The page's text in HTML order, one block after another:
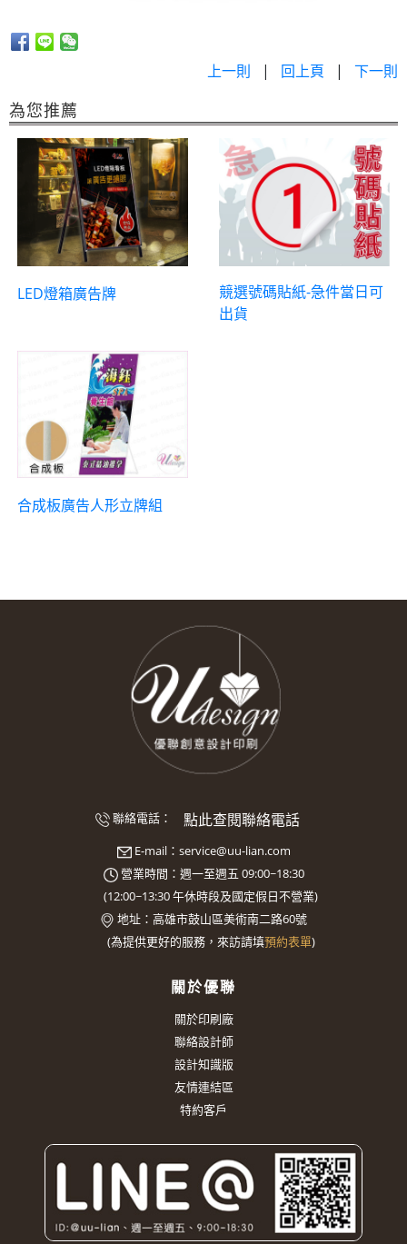
上一則 | 回上頁 | 下一則
為您推薦
LED燈箱廣告牌
競選號碼貼紙-急件當日可
出貨
合成板廣告人形立牌組
聯絡電話： 點此查閱聯絡電話
E-mail： service@uu-lian.com
營業時間：週一至週五 09:00~18:30
(12:00~13:30午休時段及國定假日不營業)
地址： 高雄市鼓山區美術南二路60號
(為提供更好的服務，來訪請填預約表單)
關於優聯
關於印刷廠
聯絡設計師
設計知識版
友情連結區
特約客戶